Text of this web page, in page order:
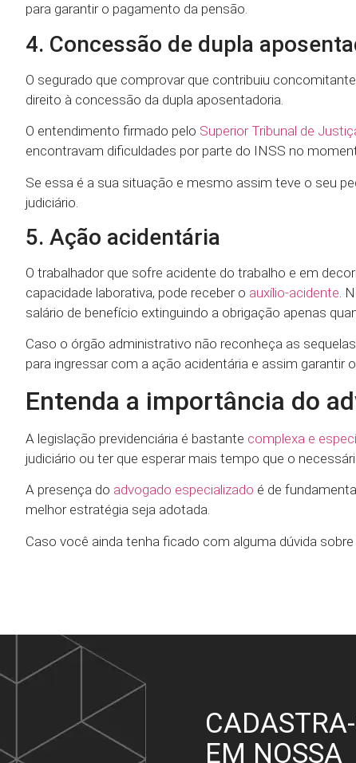
para garantir o pagamento da pensão.
4. Concessão de dupla
O segurado que comprovar que contribuiu
direito à concessão da dupla aposentadoria.
O entendimento firmado pelo Superior Tribunal de
encontravam dificuldades por parte do INSS no
Se essa é a sua situação e mesmo assim teve o seu
judiciário.
5. Ação acidentária
O trabalhador que sofre acidente do trabalho e em
capacidade laborativa, pode receber o auxílio-acidente .
salário de benefício extinguindo a obrigação apenas
Caso o órgão administrativo não reconheça as
para ingressar com a ação acidentária e assim garantir
Entenda a importância do
A legislação previdenciária é bastante complexa e
judiciário ou ter que esperar mais tempo que o
A presença do advogado especializado é de
melhor estratégia seja adotada.
Caso você ainda tenha ficado com alguma dúvida
EM NOSSA